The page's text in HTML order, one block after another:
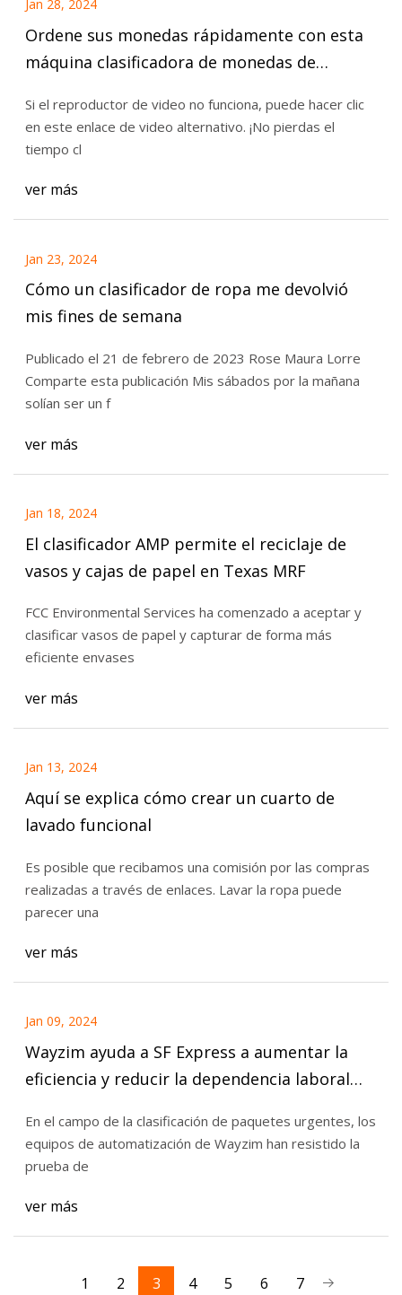
Jan 28, 2024
Ordene sus monedas rápidamente con esta
máquina clasificadora de monedas de
Si el reproductor de video no funciona, puede hacer clic
en este enlace de video alternativo. ¡No pierdas el
tiempo cl
ver más
Jan 23, 2024
Cómo un clasificador de ropa me devolvió
mis fines de semana
Publicado el 21 de febrero de 2023 Rose Maura Lorre
Comparte esta publicación Mis sábados por la mañana
solían ser un f
ver más
Jan 18, 2024
El clasificador AMP permite el reciclaje de
vasos y cajas de papel en Texas MRF
FCC Environmental Services ha comenzado a aceptar y
clasificar vasos de papel y capturar de forma más
eficiente envases
ver más
Jan 13, 2024
Aquí se explica cómo crear un cuarto de
lavado funcional
Es posible que recibamos una comisión por las compras
realizadas a través de enlaces. Lavar la ropa puede
parecer una
ver más
Jan 09, 2024
Wayzim ayuda a SF Express a aumentar la
eficiencia y reducir la dependencia laboral
En el campo de la clasificación de paquetes urgentes, los
equipos de automatización de Wayzim han resistido la
prueba de
ver más
1 2 3 4 5 6 7